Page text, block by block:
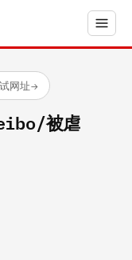
网址→
被虐